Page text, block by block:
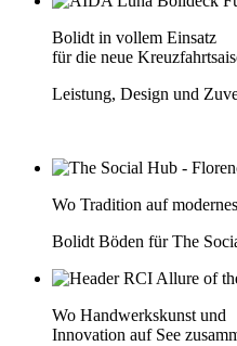
Bolidt in vollem Einsatz
für die neue
Leistung, Design und
Wo Tradition auf
Bolidt Böden für The
Wo Handwerkskunst und
Innovation auf See